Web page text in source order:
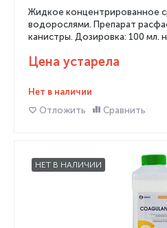
Жидкое концентрированное
водорослями. Препарат
канистры. Дозировка: 100 мл.
Цена устарела
Нет в наличии
Отложить
Сравнить
НЕТ В НАЛИЧИИ